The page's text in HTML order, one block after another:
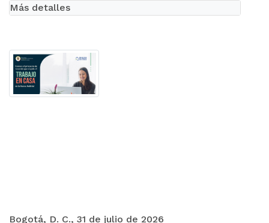
Bogotá, D. C., 31 de julio de 2026
Más detalles